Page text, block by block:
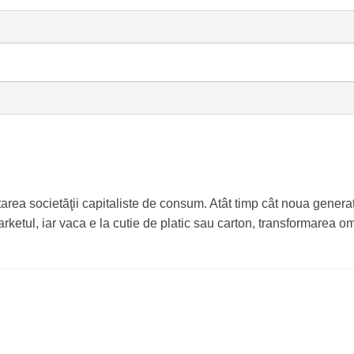
societăţii capitaliste de consum. Atât timp cât noua
iar vaca e la cutie de platic sau carton, transformarea